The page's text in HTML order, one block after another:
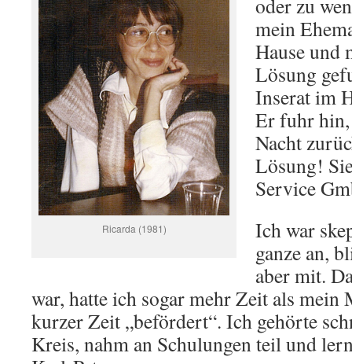
Ricarda (1981)
oder zu
mein
Hause und
Lösung
Inserat im
Er fuhr
Nacht
Lösung!
Service
Ich war
ganze an,
aber mit.
war, hatte ich sogar mehr Zeit als mein
kurzer Zeit „befördert“. Ich gehörte
Kreis, nahm an Schulungen teil und